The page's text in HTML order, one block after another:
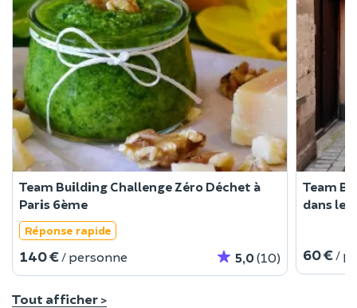
Team Building Challenge Zéro Déchet à
Paris 6ème
Réponse rapide
140 € / personne 5,0(10)
Team
dans le
60 € /
Tout afficher >